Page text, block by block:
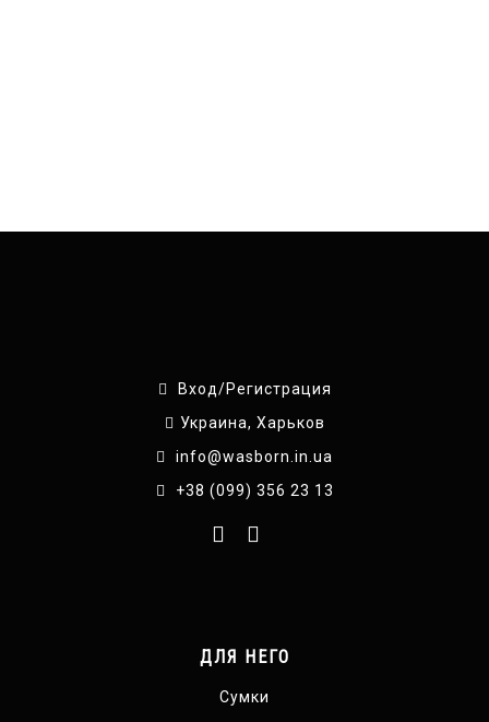
Вход/Регистрация
Украина, Харьков
info@wasborn.in.ua
+38 (099) 356 23 13
ДЛЯ НЕГО
Сумки